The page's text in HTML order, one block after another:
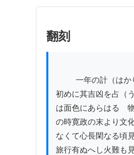
翻刻
初めに其吉凶を占（
は面色にあらはるゝ
の時寛政の末より文
なくて心長閑なる頃
旅行有ぬへし火難も